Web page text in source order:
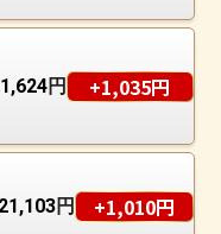
円 +1,035円
21,103円 +1,010円